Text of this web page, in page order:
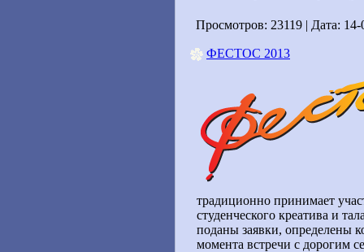
Просмотров: 23119 | Дата: 14-
ФЕСТОС 2013
традиционно принимает
студенческого креатива и
поданы заявки, определены
момента встречи с дорогим